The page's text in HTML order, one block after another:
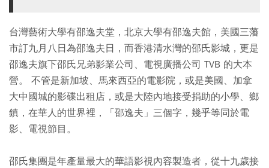
台灣藝術大學有邵逸夫堂，北京大學有邵逸夫館，美國三藩
市訂九月八日為邵逸夫日，而香港清水灣的邵氏影城，更是
邵逸夫旗下邵氏兄弟影業公司、電視廣播公司 TVB 的大本
營。 不管是新加坡、馬來西亞的電影院，或是美國、加拿
大中國城的影碟出租店，或是大陸內地接受捐助的小學、鄉
鎮，在華人的世界裡，「邵逸夫」三個字，幾乎等同於電
影、電視節目。
邵氏集團是年產量最大的華語影視內容製造者，從十九歲接